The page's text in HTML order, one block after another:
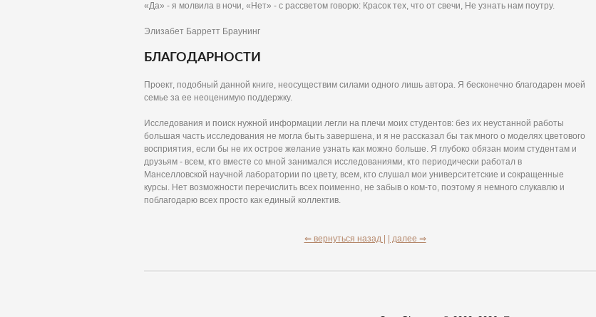
«Да» - я молвила в ночи, «Нет» - с рассветом говорю: Красок тех, что от свечи, Не узнать нам поутру.
Элизабет Барретт Браунинг
БЛАГОДАРНОСТИ
Проект, подобный данной книге, неосуществим силами одного лишь автора. Я бесконечно благодарен моей
семье за ее неоценимую поддержку.
Исследования и поиск нужной информации легли на плечи моих студентов: без их неустанной работы
большая часть исследования не могла быть завершена, и я не рассказал бы так много о моделях цветового
восприятия, если бы не их острое желание узнать как можно больше. Я глубоко обязан моим студентам и
друзьям - всем, кто вместе со мной занимался исследованиями, кто периодически работал в
Манселловской научной лаборатории по цвету, всем, кто слушал мои университетские и сокращенные
курсы. Нет возможности перечислить всех поименно, не забыв о ком-то, поэтому я немного слукавлю и
поблагодарю всех просто как единый коллектив.
⇐ вернуться назад | | далее ⇒